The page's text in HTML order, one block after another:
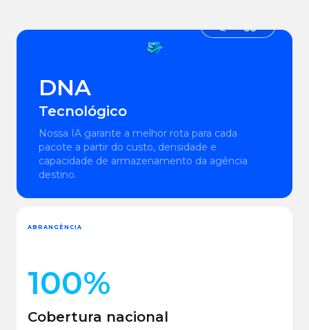
DNA
Tecnológico
Nossa IA garante a melhor rota para cada
pacote a partir do custo, densidade e
capacidade de armazenamento da agência
destino.
ABRANGÊNCIA
100%
Cobertura nacional